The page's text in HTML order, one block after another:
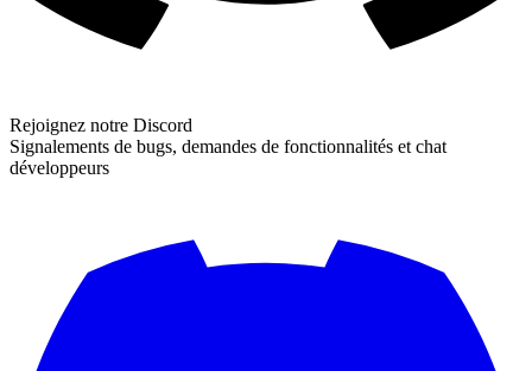
Rejoignez notre Discord
Signalements de bugs, demandes de fonctionnalités et chat
développeurs